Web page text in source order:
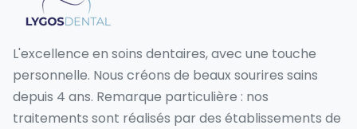
L'excellence en soins dentaires, avec une touche
personnelle. Nous créons de beaux sourires sains
depuis 4 ans. Remarque particulière : nos
traitements sont réalisés par des établissements de